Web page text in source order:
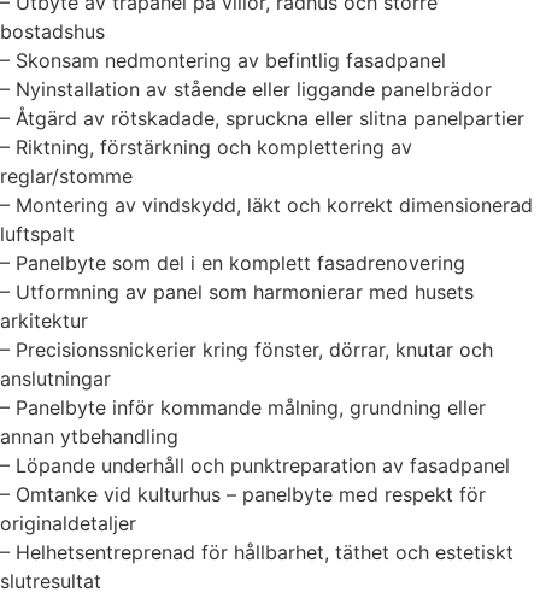
bostadshus
– Skonsam nedmontering av befintlig fasadpanel
– Nyinstallation av stående eller liggande panelbrädor
– Åtgärd av rötskadade, spruckna eller slitna panelpartier
– Riktning, förstärkning och komplettering av
reglar/stomme
– Montering av vindskydd, läkt och korrekt dimensionerad
luftspalt
– Panelbyte som del i en komplett fasadrenovering
– Utformning av panel som harmonierar med husets
arkitektur
– Precisionssnickerier kring fönster, dörrar, knutar och
anslutningar
– Panelbyte inför kommande målning, grundning eller
annan ytbehandling
– Löpande underhåll och punktreparation av fasadpanel
– Omtanke vid kulturhus – panelbyte med respekt för
originaldetaljer
– Helhetsentreprenad för hållbarhet, täthet och estetiskt
slutresultat